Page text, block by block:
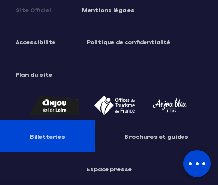
Contacter par email
Site Officiel Mentions légales
Accessibilité Politique de confidentialité
Plan du site
Billetteries Brochures et guides
Espace presse